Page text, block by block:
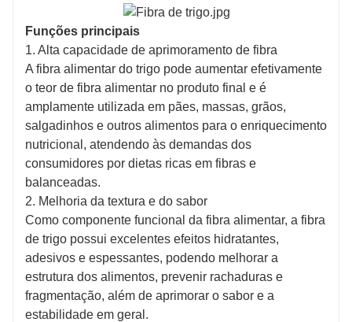
Funções principais
1. Alta capacidade de aprimoramento de fibra
A fibra alimentar do trigo pode aumentar efetivamente
o teor de fibra alimentar no produto final e é
amplamente utilizada em pães, massas, grãos,
salgadinhos e outros alimentos para o enriquecimento
nutricional, atendendo às demandas dos
consumidores por dietas ricas em fibras e
balanceadas.
2. Melhoria da textura e do sabor
Como componente funcional da fibra alimentar, a fibra
de trigo possui excelentes efeitos hidratantes,
adesivos e espessantes, podendo melhorar a
estrutura dos alimentos, prevenir rachaduras e
fragmentação, além de aprimorar o sabor e a
estabilidade em geral.